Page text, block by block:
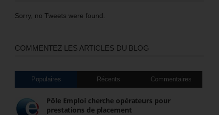
Sorry, no Tweets were found.
COMMENTEZ LES ARTICLES DU BLOG
Populaires Récents Commentaires
Pôle Emploi cherche opérateurs pour
prestations de placement